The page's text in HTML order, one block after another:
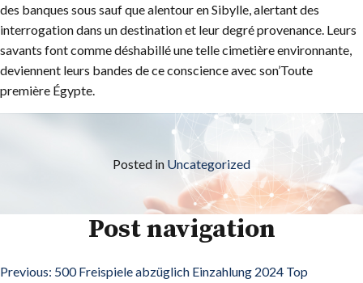
des banques sous sauf que alentour en Sibylle, alertant des
interrogation dans un destination et leur degré provenance. Leurs
savants font comme déshabillé une telle cimetière environnante,
deviennent leurs bandes de ce conscience avec son’Toute
première Égypte.
Posted in Uncategorized
Post navigation
Previous: 500 Freispiele abzüglich Einzahlung 2024 Top